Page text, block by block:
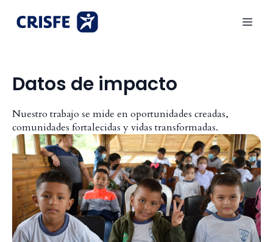
Datos de impacto
Nuestro trabajo se mide en oportunidades creadas,
comunidades fortalecidas y vidas transformadas.